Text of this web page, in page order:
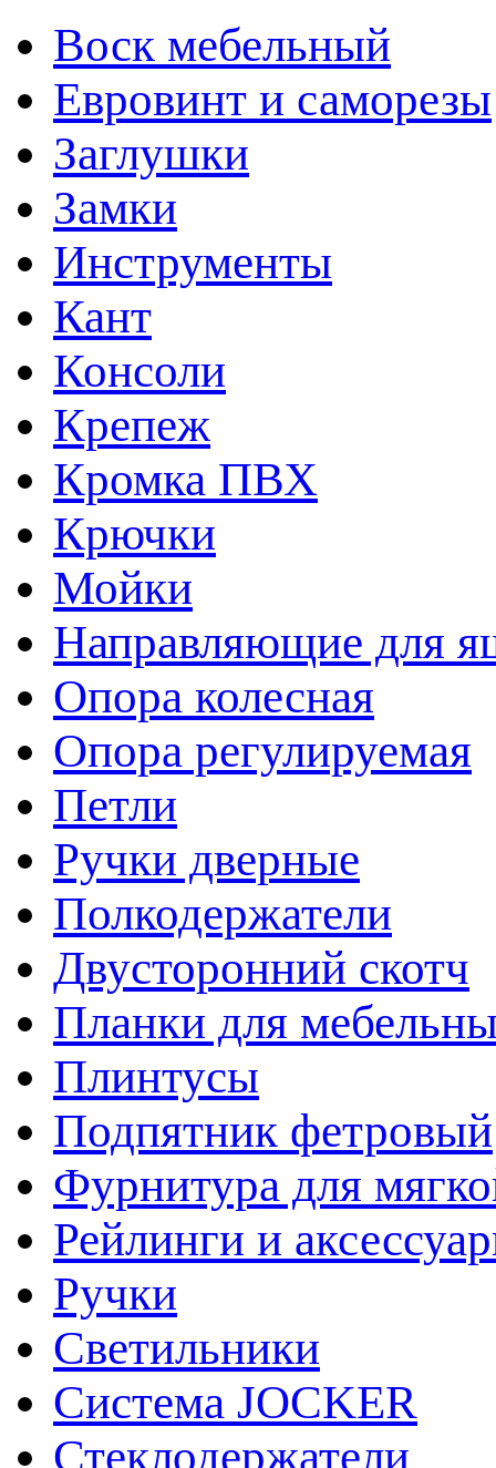
Воск мебельный
Евровинт и саморезы
Заглушки
Замки
Инструменты
Кант
Консоли
Крепеж
Кромка ПВХ
Крючки
Мойки
Направляющие для
Опора колесная
Опора регулируемая
Петли
Ручки дверные
Полкодержатели
Двусторонний скотч
Планки для
Плинтусы
Подпятник фетровый
Фурнитура для
Рейлинги и
Ручки
Светильники
Система JOCKER
Стеклодержатели